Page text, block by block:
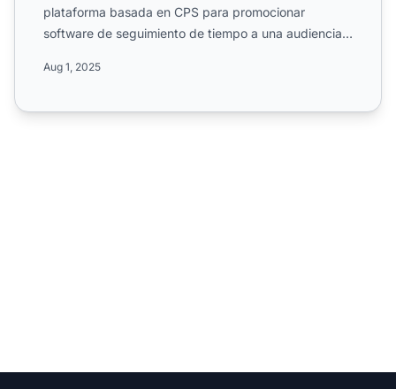
plataforma basada en CPS para promocionar
software de seguimiento de tiempo a una audiencia
Aug 1, 2025